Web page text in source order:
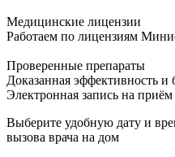
Медицинские лицензии
Работаем по лицензиям
Проверенные препараты
Доказанная эффективность и
Электронная запись на приём
Выберите удобную дату и
вызова врача на дом